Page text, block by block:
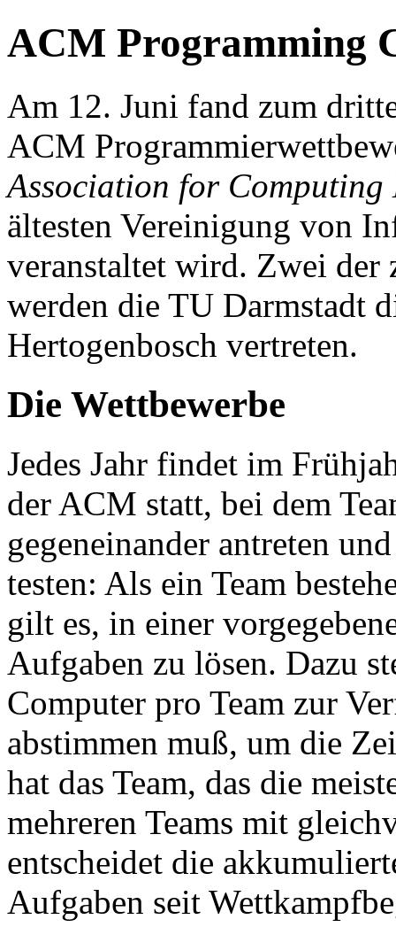
ACM Programming
Am 12. Juni fand zum
ACM
Association for Computing
ältesten Vereinigung von
veranstaltet wird. Zwei der
werden die TU Darmstadt
Hertogenbosch vertreten.
Die Wettbewerbe
Jedes Jahr findet im
der ACM statt, bei dem
gegeneinander antreten
testen: Als ein Team
gilt es, in einer
Aufgaben zu lösen. Dazu
Computer pro Team zur
abstimmen muß, um die
hat das Team, das die
mehreren Teams mit
entscheidet die
Aufgaben seit